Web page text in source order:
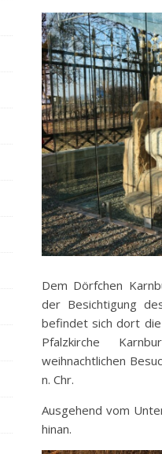
Dem Dörfchen
der Besichtigung
befindet sich dort
Pfalzkirche
weihnachtlichen
n. Chr.
Ausgehend vom
hinan.